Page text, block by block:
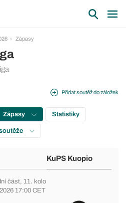
Zápasy
Přidat soutěž do záložek
Zápasy Statistiky
KuPS Kuopio
část, 11. kolo
17:00 CET